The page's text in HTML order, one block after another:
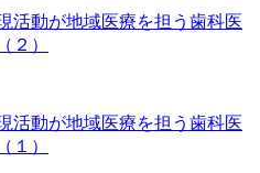
活動が地域医療を担う歯科医
２）
活動が地域医療を担う歯科医
１）